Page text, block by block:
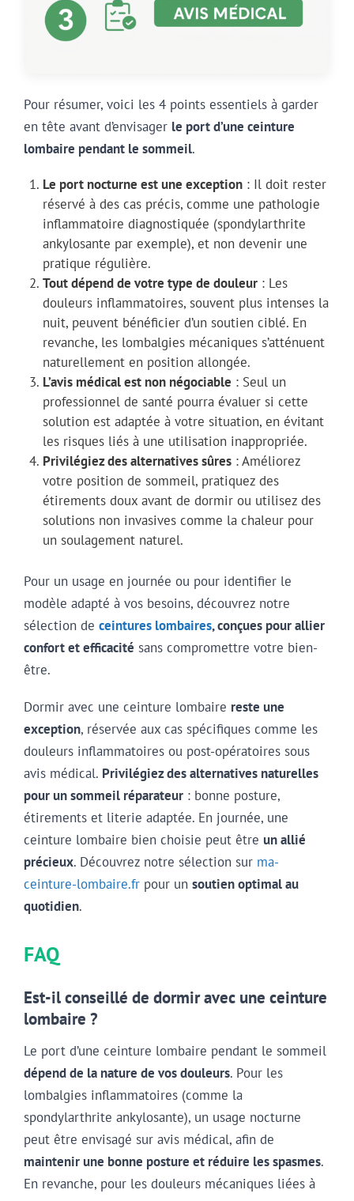
Pour résumer, voici les 4 points essentiels à garder
en tête avant d’envisager le port d’une ceinture
lombaire pendant le sommeil.
Le port nocturne est une exception: Il doit rester
réservé à des cas précis, comme une pathologie
inflammatoire diagnostiquée (spondylarthrite
ankylosante par exemple), et non devenir une
pratique régulière.
Tout dépend de votre type de douleur: Les
douleurs inflammatoires, souvent plus intenses la
nuit, peuvent bénéficier d’un soutien ciblé. En
revanche, les lombalgies mécaniques s’atténuent
naturellement en position allongée.
L’avis médical est non négociable : Seul un
professionnel de santé pourra évaluer si cette
solution est adaptée à votre situation, en évitant
les risques liés à une utilisation inappropriée.
Privilégiez des alternatives sûres: Améliorez
votre position de sommeil, pratiquez des
étirements doux avant de dormir ou utilisez des
solutions non invasives comme la chaleur pour
un soulagement naturel.
Pour un usage en journée ou pour identifier le
modèle adapté à vos besoins, découvrez notre
sélection de ceintures lombaires, conçues pour allier
confort et efficacité sans compromettre votre bien-
être.
Dormir avec une ceinture lombaire reste une
exception, réservée aux cas spécifiques comme les
douleurs inflammatoires ou post-opératoires sous
avis médical. Privilégiez des alternatives naturelles
pour un sommeil réparateur : bonne posture,
étirements et literie adaptée. En journée, une
ceinture lombaire bien choisie peut être un allié
précieux. Découvrez notre sélection sur ma-
ceinture-lombaire.fr pour un soutien optimal au
quotidien.
FAQ
Est-il conseillé de dormir avec une ceinture
lombaire ?
Le port d’une ceinture lombaire pendant le sommeil
dépend de la nature de vos douleurs. Pour les
lombalgies inflammatoires (comme la
spondylarthrite ankylosante), un usage nocturne
peut être envisagé sur avis médical, afin de
maintenir une bonne posture et réduire les spasmes.
En revanche, pour les douleurs mécaniques liées à